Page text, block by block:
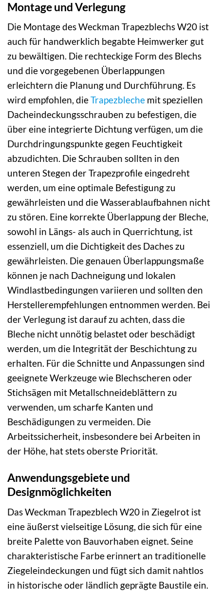
Montage und Verlegung
Die Montage des Weckman Trapezblechs W20 ist
auch für handwerklich begabte Heimwerker gut
zu bewältigen. Die rechteckige Form des Blechs
und die vorgegebenen Überlappungen
erleichtern die Planung und Durchführung. Es
wird empfohlen, dieTrapezbleche mit speziellen
Dacheindeckungsschrauben zu befestigen, die
über eine integrierte Dichtung verfügen, um die
Durchdringungspunkte gegen Feuchtigkeit
abzudichten. Die Schrauben sollten in den
unteren Stegen der Trapezprofile eingedreht
werden, um eine optimale Befestigung zu
gewährleisten und die Wasserablaufbahnen nicht
zu stören. Eine korrekte Überlappung der Bleche,
sowohl in Längs- als auch in Querrichtung, ist
essenziell, um die Dichtigkeit des Daches zu
gewährleisten. Die genauen Überlappungsmaße
können je nach Dachneigung und lokalen
Windlastbedingungen variieren und sollten den
Herstellerempfehlungen entnommen werden. Bei
der Verlegung ist darauf zu achten, dass die
Bleche nicht unnötig belastet oder beschädigt
werden, um die Integrität der Beschichtung zu
erhalten. Für die Schnitte und Anpassungen sind
geeignete Werkzeuge wie Blechscheren oder
Stichsägen mit Metallschneideblättern zu
verwenden, um scharfe Kanten und
Beschädigungen zu vermeiden. Die
Arbeitssicherheit, insbesondere bei Arbeiten in
der Höhe, hat stets oberste Priorität.
Anwendungsgebiete und
Designmöglichkeiten
Das Weckman Trapezblech W20 in Ziegelrot ist
eine äußerst vielseitige Lösung, die sich für eine
breite Palette von Bauvorhaben eignet. Seine
charakteristische Farbe erinnert an traditionelle
Ziegeleindeckungen und fügt sich damit nahtlos
in historische oder ländlich geprägte Baustile ein.